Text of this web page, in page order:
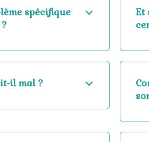
spécifique
Et
il mal ?